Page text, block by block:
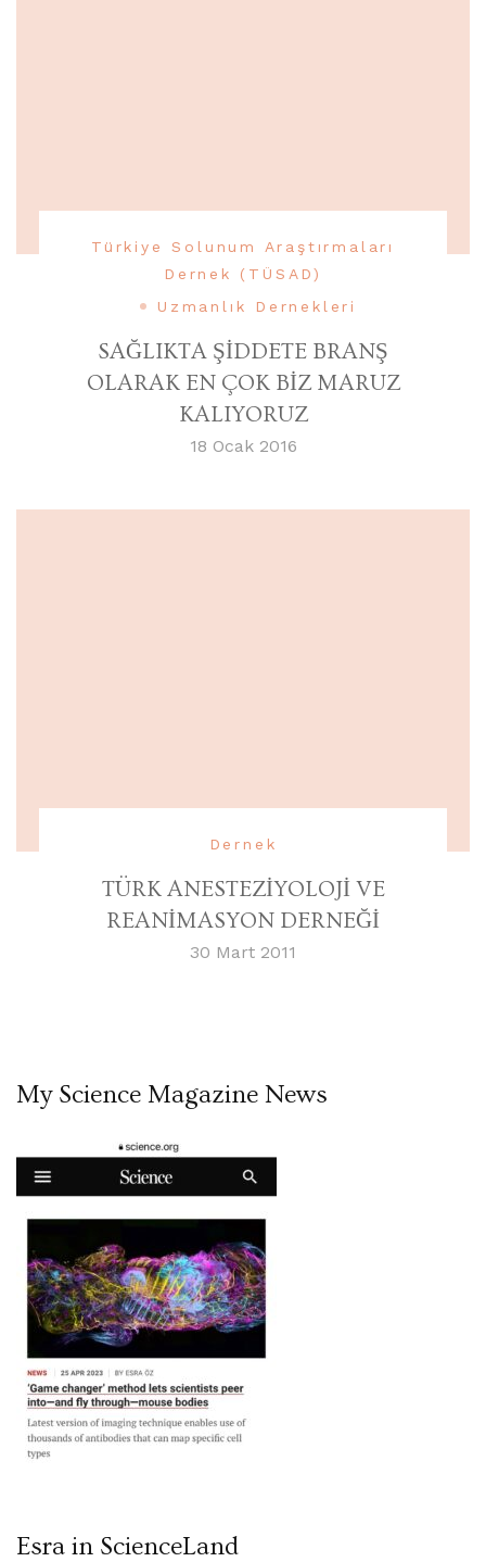
Türkiye Solunum Araştırmaları
Dernek (TÜSAD)
Uzmanlık Dernekleri
SAĞLIKTA ŞİDDETE BRANŞ
OLARAK EN ÇOK BİZ MARUZ
KALIYORUZ
18 Ocak 2016
Dernek
TÜRK ANESTEZİYOLOJİ VE
REANİMASYON DERNEĞİ
30 Mart 2011
My Science Magazine News
Esra in ScienceLand